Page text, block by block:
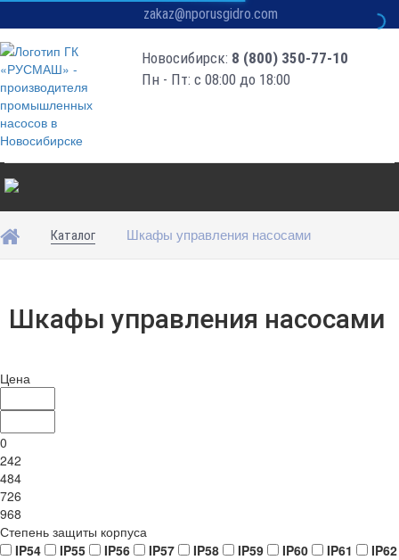
zakaz@nporusgidro.com
Новосибирск: 8 (800) 350-77-10
Пн - Пт: с 08:00 до 18:00
Каталог Шкафы управления насосами
Шкафы управления насосами
Цена
0
242
484
726
968
Степень защиты корпуса
IP54
IP55 IP56 IP57 IP58 IP59 IP60 IP61
IP62